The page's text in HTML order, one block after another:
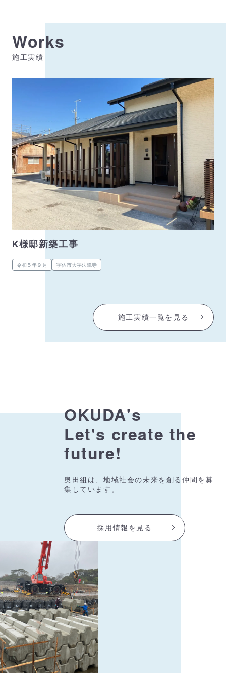
Works
施工実績
K様邸新築工事
令和５年９月 宇佐市大字法鏡寺
施工実績一覧を見る
OKUDA's
Let's create the
future!
奥田組は、地域社会の未来を創る仲間を募
集しています。
採用情報を見る